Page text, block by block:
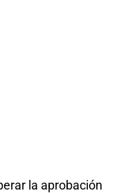
la aprobación